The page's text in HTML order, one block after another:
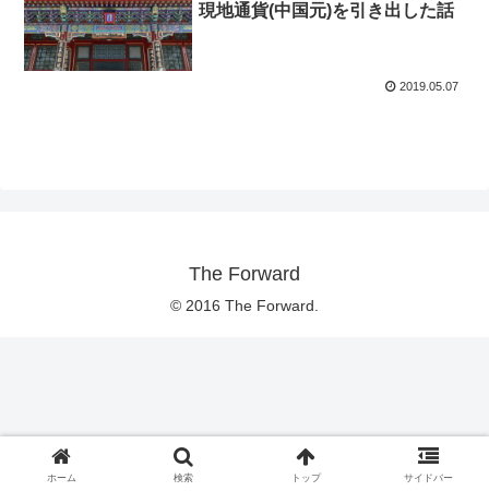
現地通貨(中国元)を引き出した話
2019.05.07
The Forward
© 2016 The Forward.
ホーム 検索 トップ サイドバー